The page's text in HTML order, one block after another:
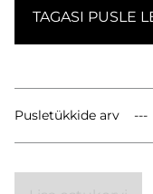
TAGASI PUSLE
Pusletükkide arv